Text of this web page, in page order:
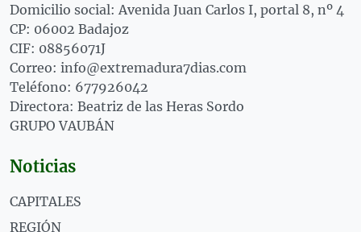
Domicilio social: Avenida Juan Carlos I, portal 8, nº 4
CP: 06002 Badajoz
CIF: 08856071J
Correo: info@extremadura7dias.com
Teléfono: 677926042
Directora: Beatriz de las Heras Sordo
GRUPO VAUBÁN
Noticias
CAPITALES
REGIÓN